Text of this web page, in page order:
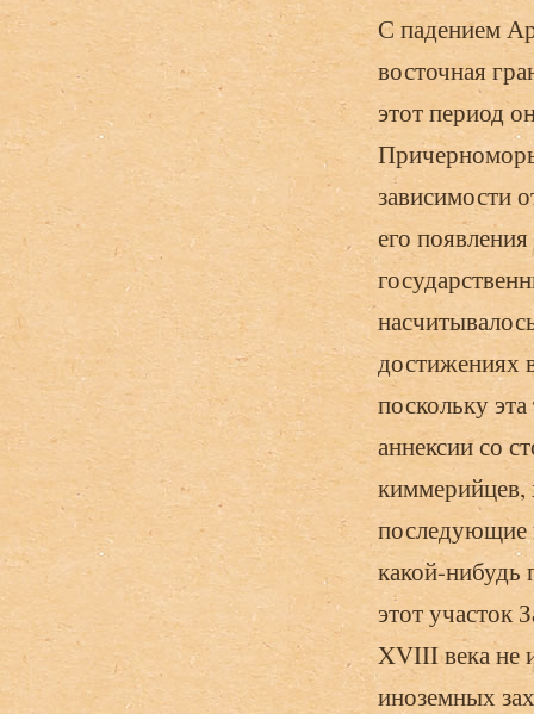
С падением
восточная
этот период
зависимости
его
достижениях
поскольку
аннексии со
киммерийцев,
последующие
какой-нибудь
этот участок
XVIII века не
иноземных